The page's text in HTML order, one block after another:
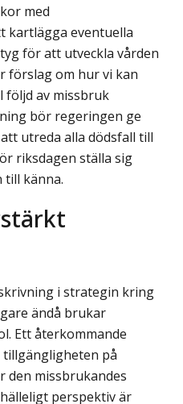
med
kartlägga eventuella
för att utveckla vården
förslag om hur vi kan
följd av missbruk
bör regeringen ge
utreda alla dödsfall till
riksdagen ställa sig
till känna.
i strategin kring
ändå brukar
Ett återkommande
på
den missbrukandes
perspektiv är